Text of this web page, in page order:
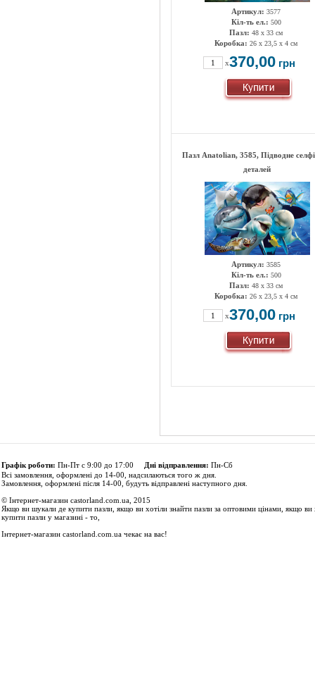
Артикул: 3577
Кіл-ть ел.: 500
Пазл: 48 х 33 см
Коробка: 26 х 23,5 х 4 см
x370,00 грн
Пазл Anatolian, 3585, Підводне
деталей
Артикул: 3585
Кіл-ть ел.: 500
Пазл: 48 х 33 см
Коробка: 26 х 23,5 х 4 см
x370,00 грн
Графік роботи: Пн-Пт с 9:00 до 17:00 Дні відправлення: Пн-Сб
Всі замовлення, оформлені до 14-00, надсилаються того ж дня.
Замовлення, оформлені після 14-00, будуть відправлені наступного дня.
© Інтернет-магазин castorland.com.ua, 2015
Якщо ви шукали де купити пазли, якщо ви хотіли знайти пазли за оптовими цінами, якщо ви
купити пазли у магазині - то,
Інтернет-магазин castorland.com.ua чекає на вас!